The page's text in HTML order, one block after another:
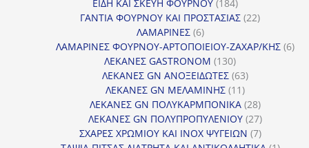
προϊόντα
ΕΙΔΗ ΚΑΙ ΣΚΕΥΗ ΦΟΥΡΝΟΥ 184184
προϊόντα
ΓΑΝΤΙΑ ΦΟΥΡΝΟΥ ΚΑΙ ΠΡΟΣΤΑΣΙΑΣ 2222
ΛΑΜΑΡΙΝΕΣ 66
προϊόντα
ΛΑΜΑΡΙΝΕΣ ΦΟΥΡΝΟΥ-ΑΡΤΟΠΟΙΕΙΟΥ-ΖΑΧΑΡ/ΚΗΣ 66
ΛΕΚΑΝΕΣ GASTRONOM 130130
προϊόντα
ΛΕΚΑΝΕΣ GN ΑΝΟΞΕΙΔΩΤΕΣ 6363
ΛΕΚΑΝΕΣ GN ΜΕΛΑΜΙΝΗΣ 1111
προϊόντα
ΛΕΚΑΝΕΣ GN ΠΟΛΥΚΑΡΜΠΟΝΙΚΑ 2828
προϊόντα
ΛΕΚΑΝΕΣ GN ΠΟΛΥΠΡΟΠΥΛΕΝΙΟΥ 2727
προϊόντα
ΣΧΑΡΕΣ ΧΡΩΜΙΟΥ ΚΑΙ INOX ΨΥΓΕΙΩΝ 77